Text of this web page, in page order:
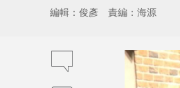
編輯：俊彥 責編：海源